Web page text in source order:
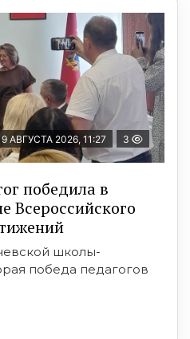
9 АВГУСТА 2026, 11:27 3
победила в
Всероссийского
школы-
победа педагогов